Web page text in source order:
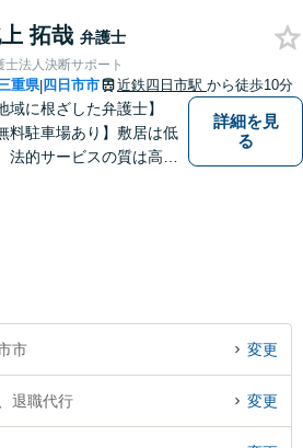
聞いてください。 問題解
向かって一緒に頑張りま
う。
拓哉 弁護士
士法人決断サポート
重県| 四日市市 近鉄四日市駅 から徒歩10分
域に根ざした弁護士】
料駐車場あり】敷居は低
法的サービスの質は高く
連絡ください。
詳細を見
る
市 変更
退職代行 変更